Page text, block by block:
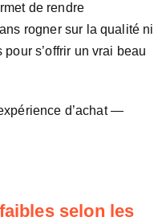
de rendre
rogner sur la qualité ni
s’offrir un vrai beau
d’achat —
selon les